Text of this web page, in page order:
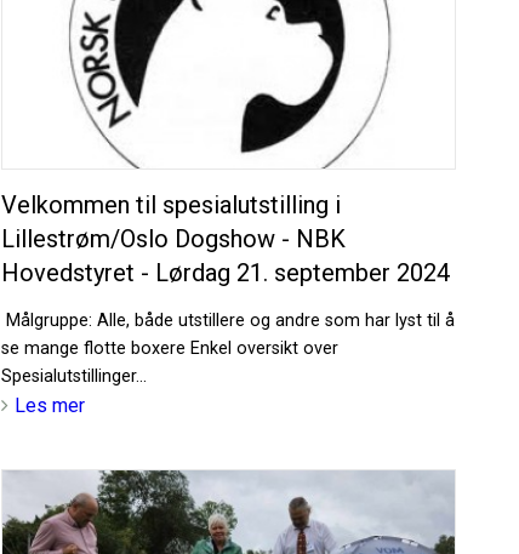
Velkommen til spesialutstilling i
Lillestrøm/Oslo Dogshow - NBK
Hovedstyret - Lørdag 21. september 2024
Målgruppe: Alle, både utstillere og andre som har lyst til å
se mange flotte boxere Enkel oversikt over
Spesialutstillinger...
Les mer